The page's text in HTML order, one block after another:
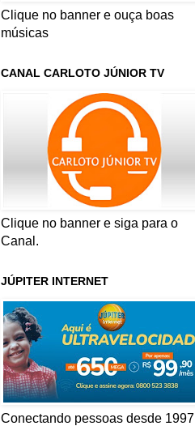
Clique no banner e ouça boas
músicas
CANAL CARLOTO JÚNIOR TV
Clique no banner e siga para o
Canal.
JÚPITER INTERNET
Conectando pessoas desde 1997